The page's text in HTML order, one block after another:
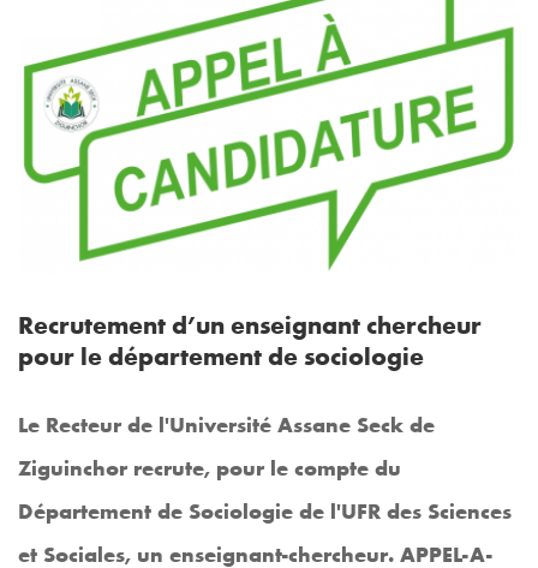
Recrutement d’un enseignant chercheur
pour le département de sociologie
Le Recteur de l'Université Assane Seck de
Ziguinchor recrute, pour le compte du
Département de Sociologie de l'UFR des Sciences
et Sociales, un enseignant-chercheur. APPEL-A-